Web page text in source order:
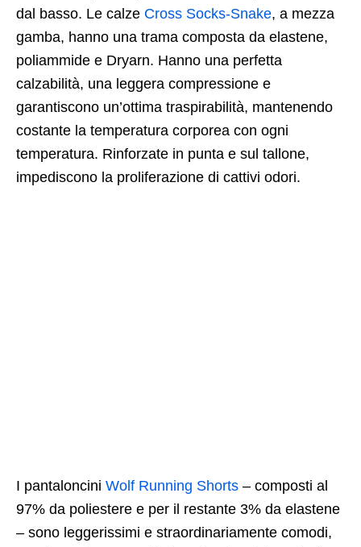
dal basso. Le calze Cross Socks-Snake, a mezza
gamba, hanno una trama composta da elastene,
poliammide e Dryarn. Hanno una perfetta
calzabilità, una leggera compressione e
garantiscono un’ottima traspirabilità, mantenendo
costante la temperatura corporea con ogni
temperatura. Rinforzate in punta e sul tallone,
impediscono la proliferazione di cattivi odori.
I pantaloncini Wolf Running Shorts – composti al
97% da poliestere e per il restante 3% da elastene
– sono leggerissimi e straordinariamente comodi,